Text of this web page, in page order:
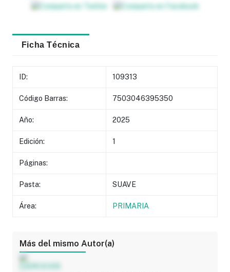
Ficha Técnica
ID: 109313
Código Barras: 7503046395350
Año: 2025
Edición: 1
Páginas:
Pasta: SUAVE
Área: PRIMARIA
Más del mismo Autor(a)